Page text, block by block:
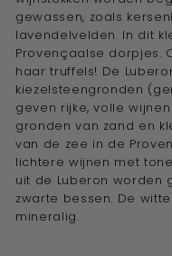
gewassen, zoals kersen
lavendelvelden. In dit
Provençaalse dorpjes.
haar truffels! De
kiezelsteengronden
geven rijke, volle
gronden van zand en
van de zee in de
lichtere wijnen met
uit de Luberon worden
zwarte bessen. De
mineralig.